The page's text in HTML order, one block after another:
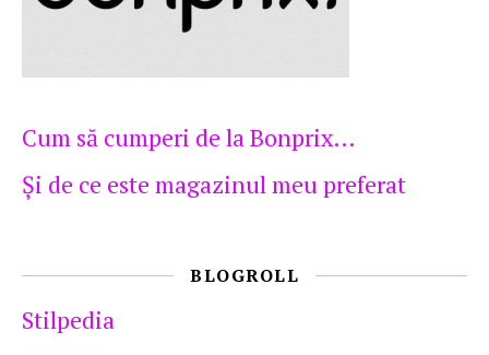
Cum să cumperi de la Bonprix…
Şi de ce este magazinul meu preferat
BLOGROLL
Stilpedia